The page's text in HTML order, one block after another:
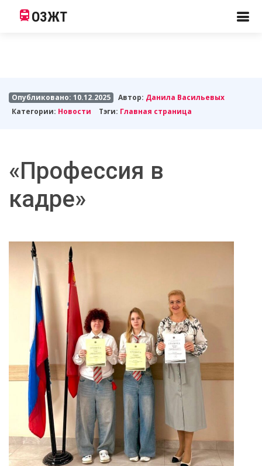
ОЗЖТ
Опубликовано: 10.12.2025 Автор: Данила Васильевых
Категории: Новости Тэги: Главная страница
«Профессия в
кадре»